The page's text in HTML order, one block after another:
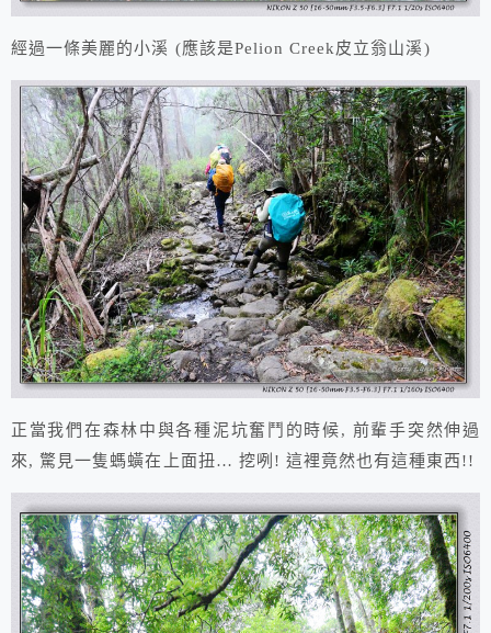
經過一條美麗的小溪 (應該是Pelion Creek皮立翁山溪)
正當我們在森林中與各種泥坑奮鬥的時候, 前輩手突然伸過
來, 驚見一隻螞蟥在上面扭… 挖咧! 這裡竟然也有這種東西!!